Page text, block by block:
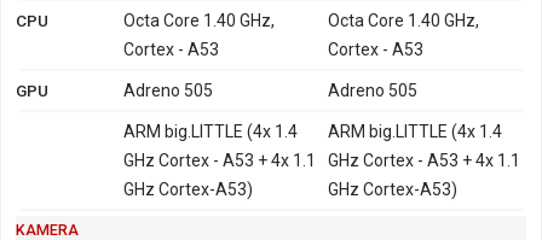
CPU
Octa Core 1.40 GHz,
Cortex - A53
Octa Core 1.40 GHz,
Cortex - A53
GPU Adreno 505 Adreno 505
ARM big.LITTLE (4x 1.4
GHz Cortex - A53 + 4x 1.1
GHz Cortex-A53)
ARM big.LITTLE (4x 1.4
GHz Cortex - A53 + 4x 1.1
GHz Cortex-A53)
KAMERA